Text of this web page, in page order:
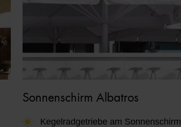
Sonnenschirm Albatros
Kegelradgetriebe am Sonnenschirm